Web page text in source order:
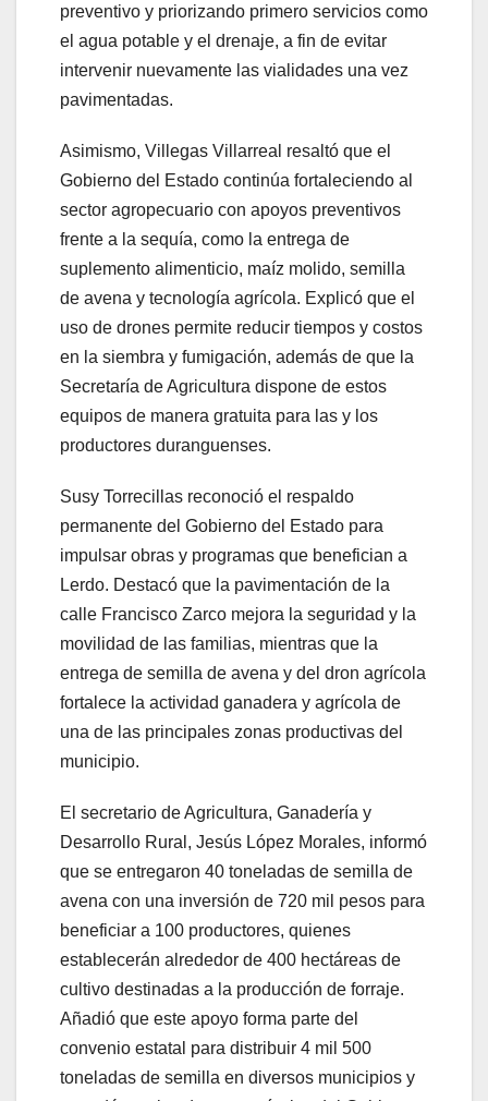
preventivo y priorizando primero servicios como
el agua potable y el drenaje, a fin de evitar
intervenir nuevamente las vialidades una vez
pavimentadas.
Asimismo, Villegas Villarreal resaltó que el
Gobierno del Estado continúa fortaleciendo al
sector agropecuario con apoyos preventivos
frente a la sequía, como la entrega de
suplemento alimenticio, maíz molido, semilla
de avena y tecnología agrícola. Explicó que el
uso de drones permite reducir tiempos y costos
en la siembra y fumigación, además de que la
Secretaría de Agricultura dispone de estos
equipos de manera gratuita para las y los
productores duranguenses.
Susy Torrecillas reconoció el respaldo
permanente del Gobierno del Estado para
impulsar obras y programas que benefician a
Lerdo. Destacó que la pavimentación de la
calle Francisco Zarco mejora la seguridad y la
movilidad de las familias, mientras que la
entrega de semilla de avena y del dron agrícola
fortalece la actividad ganadera y agrícola de
una de las principales zonas productivas del
municipio.
El secretario de Agricultura, Ganadería y
Desarrollo Rural, Jesús López Morales, informó
que se entregaron 40 toneladas de semilla de
avena con una inversión de 720 mil pesos para
beneficiar a 100 productores, quienes
establecerán alrededor de 400 hectáreas de
cultivo destinadas a la producción de forraje.
Añadió que este apoyo forma parte del
convenio estatal para distribuir 4 mil 500
toneladas de semilla en diversos municipios y